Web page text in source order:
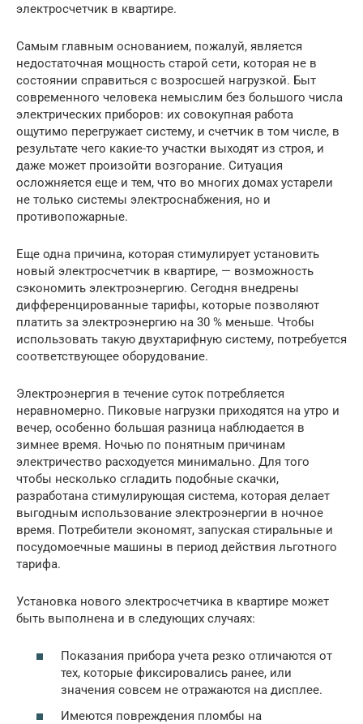
электросчетчик в квартире.
Самым главным основанием, пожалуй, является
недостаточная мощность старой сети, которая не в
состоянии справиться с возросшей нагрузкой. Быт
современного человека немыслим без большого числа
электрических приборов: их совокупная работа
ощутимо перегружает систему, и счетчик в том числе, в
результате чего какие-то участки выходят из строя, и
даже может произойти возгорание. Ситуация
осложняется еще и тем, что во многих домах устарели
не только системы электроснабжения, но и
противопожарные.
Еще одна причина, которая стимулирует установить
новый электросчетчик в квартире, — возможность
сэкономить электроэнергию. Сегодня внедрены
дифференцированные тарифы, которые позволяют
платить за электроэнергию на 30 % меньше. Чтобы
использовать такую двухтарифную систему, потребуется
соответствующее оборудование.
Электроэнергия в течение суток потребляется
неравномерно. Пиковые нагрузки приходятся на утро и
вечер, особенно большая разница наблюдается в
зимнее время. Ночью по понятным причинам
электричество расходуется минимально. Для того
чтобы несколько сгладить подобные скачки,
разработана стимулирующая система, которая делает
выгодным использование электроэнергии в ночное
время. Потребители экономят, запуская стиральные и
посудомоечные машины в период действия льготного
тарифа.
Установка нового электросчетчика в квартире может
быть выполнена и в следующих случаях:
Показания прибора учета резко отличаются от
тех, которые фиксировались ранее, или
значения совсем не отражаются на дисплее.
Имеются повреждения пломбы на